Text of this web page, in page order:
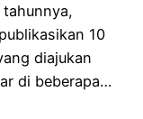
tahunnya,
10
diajukan
di beberapa…